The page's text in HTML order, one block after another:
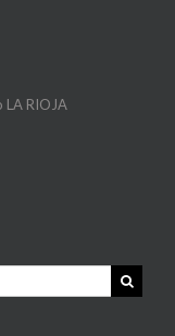
LA RIOJA